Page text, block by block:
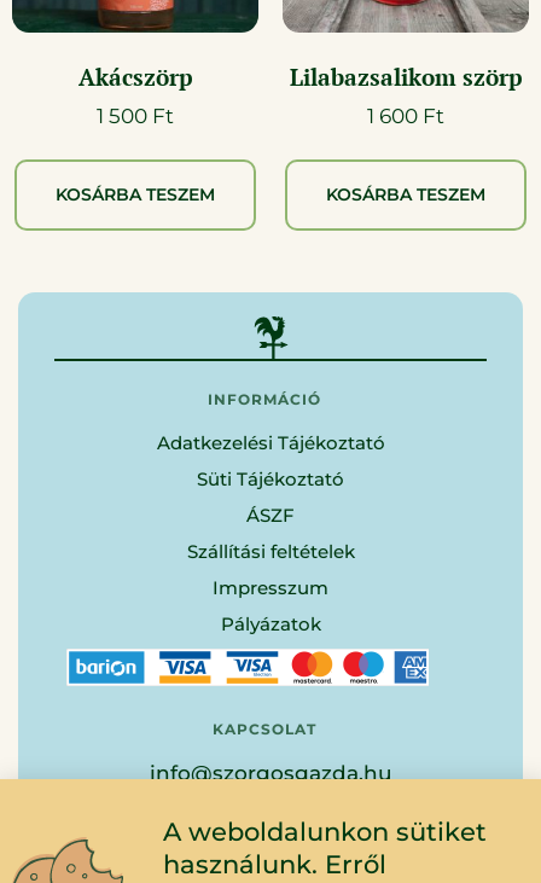
Akácszörp
1 500 Ft
KOSÁRBA TESZEM
Lilabazsalikom szörp
1 600 Ft
KOSÁRBA TESZEM
INFORMÁCIÓ
Adatkezelési Tájékoztató
Süti Tájékoztató
ÁSZF
Szállítási feltételek
Impresszum
Pályázatok
KAPCSOLAT
info@szorgosgazda.hu
+36-20-522-9904
A weboldalunkon sütiket
használunk. Erről